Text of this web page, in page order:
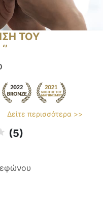
ΤΟΥ
Δείτε περισσότερα >>
(5)